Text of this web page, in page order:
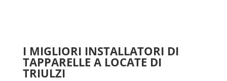
I MIGLIORI INSTALLATORI DI
TAPPARELLE A LOCATE DI
TRIULZI